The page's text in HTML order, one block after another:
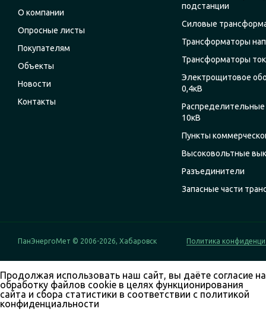
О компании
Опросные листы
Покупателям
Объекты
Новости
Контакты
подстанции
Силовые
Трансформаторы
Трансформаторы
Электрощитовое
0,4кВ
Распределительные
10кВ
Пункты
Высоковольтные
Разъединители
Запасные части
ПанЭнергоМет © 2006-2026, Хабаровск Политика
Продолжая использовать наш сайт, вы даёте согласие на
обработку файлов cookie в целях функционирования
сайта и сбора статистики в соответствии с политикой
конфиденциальности